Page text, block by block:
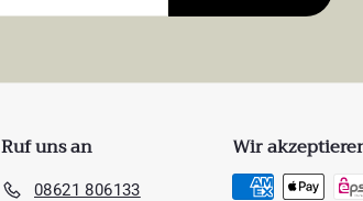
Ruf uns an
08621 806133
Wir